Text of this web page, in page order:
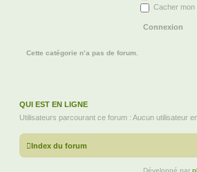
Cacher mon
Cette catégorie n’a pas de forum.
QUI EST EN LIGNE
Utilisateurs parcourant ce forum : Aucun utilisateur
Index du forum
Développé par